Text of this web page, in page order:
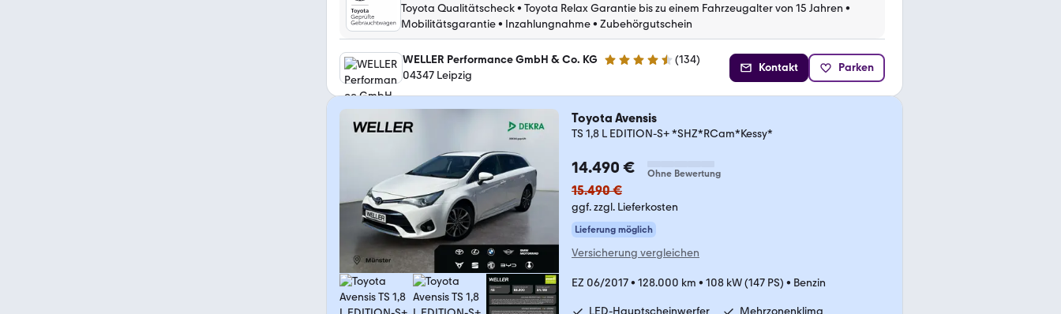
Toyota Qualitätscheck• Toyota Relax Garantie bis zu einem Fahrzeugalter von 15 Jahren •
Mobilitätsgarantie• Inzahlungnahme• Zubehörgutschein
WELLER Performance GmbH & Co. KG 4.7 Sterne (134)
04347 Leipzig
Kontakt Parken
Toyota Avensis
TS 1,8 L EDITION-S+ *SHZ*RCam*Kessy*
14.490 € Ohne Bewertung
15.490 €
ggf. zzgl. Lieferkosten
Lieferung möglich
Versicherung vergleichen
EZ 06/2017• 128.000 km • 108 kW (147 PS) • Benzin
LED-Hauptscheinwerfer Mehrzonenklima